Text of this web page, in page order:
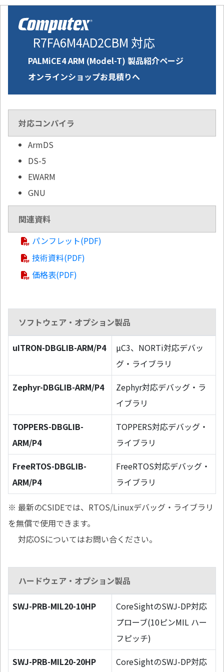
R7FA6M4AD2CBM 対応
PALMiCE4 ARM (Model-T) 製品紹介ページ
オンラインショップお見積りへ
対応コンパイラ
ArmDS
DS-5
EWARM
GNU
関連資料
パンフレット(PDF)
技術資料(PDF)
価格表(PDF)
ソフトウェア・オプション製品
uITRON-DBGLIB-ARM/P4
µC3、NORTi対応デバッ
グ・ライブラリ
Zephyr-DBGLIB-ARM/P4
Zephyr対応デバッグ・ラ
イブラリ
TOPPERS-DBGLIB-
ARM/P4
TOPPERS対応デバッグ・
ライブラリ
FreeRTOS-DBGLIB-
ARM/P4
FreeRTOS対応デバッグ・
ライブラリ
※ 最新のCSIDEでは、RTOS/Linuxデバッグ・ライブラリ
を無償で使用できます。
対応OSについてはお問い合ください。
ハードウェア・オプション製品
SWJ-PRB-MIL20-10HP
CoreSightのSWJ-DP対応
プローブ(10ピンMIL ハー
フピッチ)
SWJ-PRB-MIL20-20HP
CoreSightのSWJ-DP対応